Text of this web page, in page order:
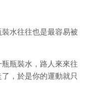
水往往也是最容易被
瓶裝水，路人來來往
，於是你的運動就只